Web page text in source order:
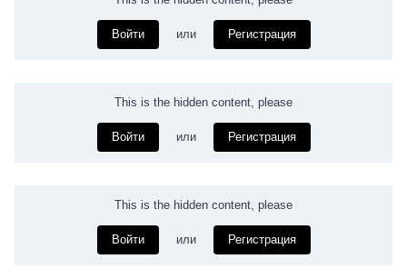
Войти или Регистрация
This is the hidden content, please
Войти или Регистрация
This is the hidden content, please
Войти или Регистрация